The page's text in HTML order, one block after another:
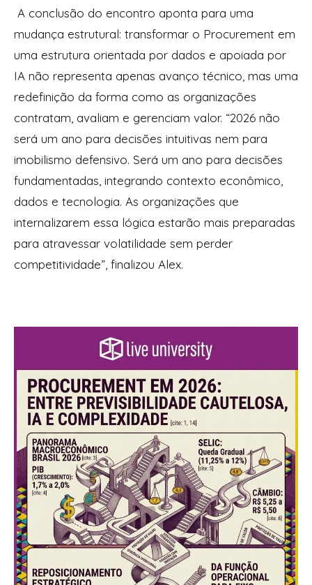
A conclusão do encontro aponta para uma
mudança estrutural: transformar o Procurement em
uma estrutura orientada por dados e apoiada por
IA não representa apenas avanço técnico, mas uma
redefinição da forma como as organizações
contratam, avaliam e gerenciam valor. “2026 não
será um ano para decisões intuitivas nem para
imobilismo defensivo. Será um ano para decisões
fundamentadas, integrando contexto econômico,
dados e tecnologia. As organizações que
internalizarem essa lógica estarão mais preparadas
para atravessar volatilidade sem perder
competitividade”, finalizou Alex.